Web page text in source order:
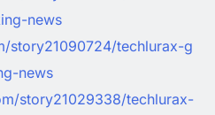
news
story21090724/techlurax-g
news
story21029338/techlurax-